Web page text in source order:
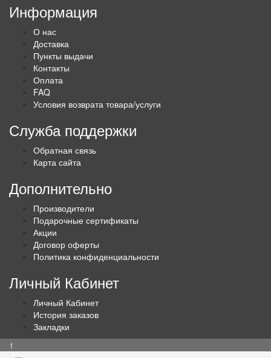
Информация
О нас
Доставка
Пункты выдачи
Контакты
Оплата
FAQ
Условия возврата товара/услуги
Служба поддержки
Обратная связь
Карта сайта
Дополнительно
Производители
Подарочные сертификаты
Акции
Договор оферты
Политика конфиденциальности
Личный Кабинет
Личный Кабинет
История заказов
Закладки
1